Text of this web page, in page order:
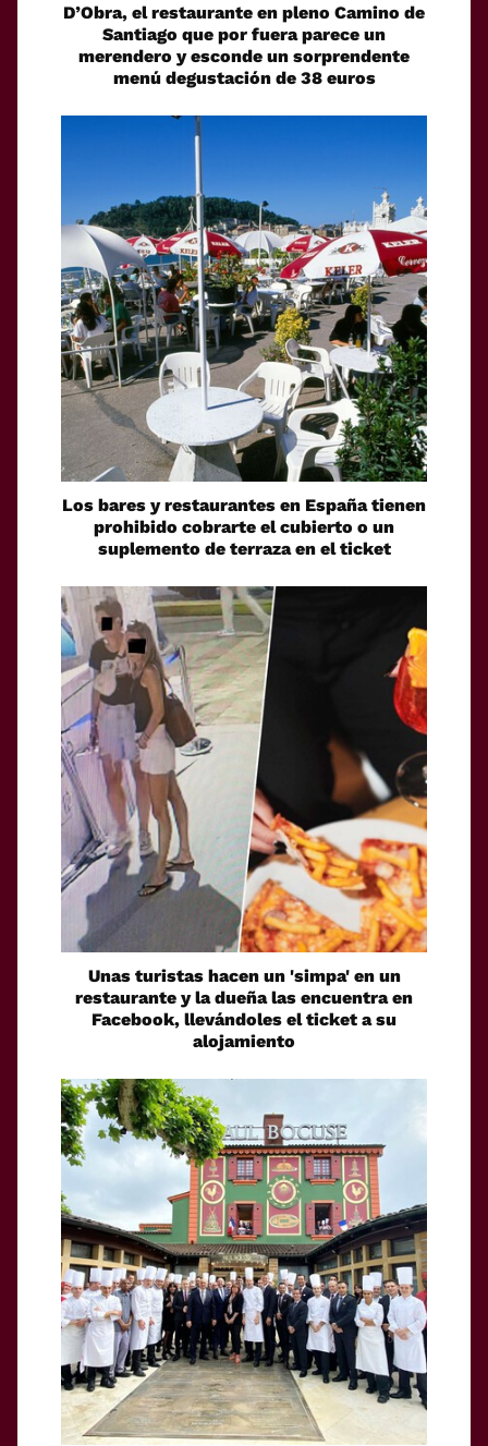
D’Obra, el restaurante en pleno Camino de
Santiago que por fuera parece un
merendero y esconde un sorprendente
menú degustación de 38 euros
Los bares y restaurantes en España tienen
prohibido cobrarte el cubierto o un
suplemento de terraza en el ticket
Unas turistas hacen un 'simpa' en un
restaurante y la dueña las encuentra en
Facebook, llevándoles el ticket a su
alojamiento